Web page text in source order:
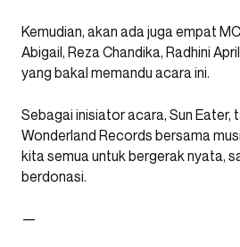
Kemudian, akan ada juga empat
Abigail, Reza Chandika, Radhini
yang bakal memandu acara ini.
Sebagai inisiator acara, Sun Eater,
Wonderland Records bersama
kita semua untuk bergerak nyata,
berdonasi.
—